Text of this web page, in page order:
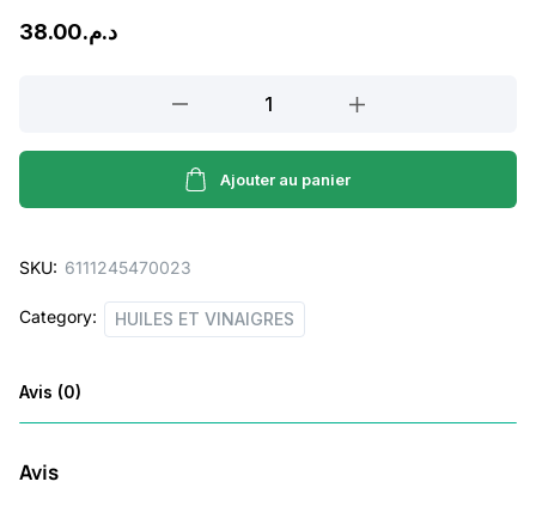
د.م.38.00
DE
2L
Ajouter au panier
SKU: 6111245470023
Category: HUILES ET VINAIGRES
Avis (0)
Avis